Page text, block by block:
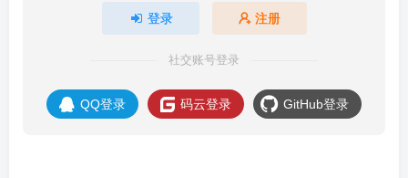
登录 注册
社交账号登录
QQ登录 码云登录 GitHub登录